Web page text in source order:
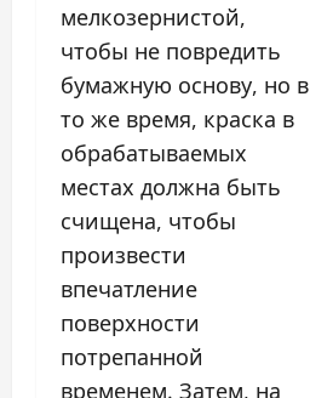
мелкозернистой,
чтобы не повредить
бумажную основу, но в
то же время, краска в
обрабатываемых
местах должна быть
счищена, чтобы
произвести
впечатление
поверхности
потрепанной
временем. Затем, на